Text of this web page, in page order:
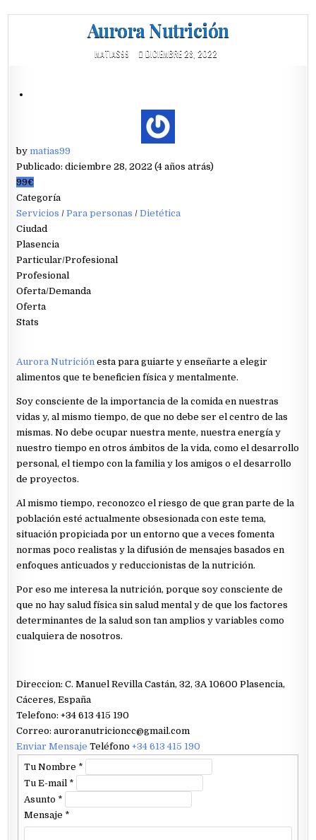
Aurora Nutrición
MATIAS99 DICIEMBRE 28, 2022
bymatias99
Publicado: diciembre 28, 2022 (4 años atrás)
99€
Categoría
Servicios /Para personas /Dietética
Ciudad
Plasencia
Particular/Profesional
Profesional
Oferta/Demanda
Oferta
Stats
Aurora Nutrición esta para guiarte y enseñarte a elegir
alimentos que te beneficien física y mentalmente.
Soy consciente de la importancia de la comida en nuestras
vidas y, al mismo tiempo, de que no debe ser el centro de las
mismas. No debe ocupar nuestra mente, nuestra energía y
nuestro tiempo en otros ámbitos de la vida, como el desarrollo
personal, el tiempo con la familia y los amigos o el desarrollo
de proyectos.
Al mismo tiempo, reconozco el riesgo de que gran parte de la
población esté actualmente obsesionada con este tema,
situación propiciada por un entorno que a veces fomenta
normas poco realistas y la difusión de mensajes basados en
enfoques anticuados y reduccionistas de la nutrición.
Por eso me interesa la nutrición, porque soy consciente de
que no hay salud física sin salud mental y de que los factores
determinantes de la salud son tan amplios y variables como
cualquiera de nosotros.
Direccion: C. Manuel Revilla Castán, 32, 3A 10600 Plasencia,
Cáceres, España
Telefono: +34 613 415 190
Correo: auroranutricioncc@gmail.com
Enviar MensajeTeléfono+34 613 415 190
Tu Nombre *
Tu E-mail *
Asunto *
Mensaje *